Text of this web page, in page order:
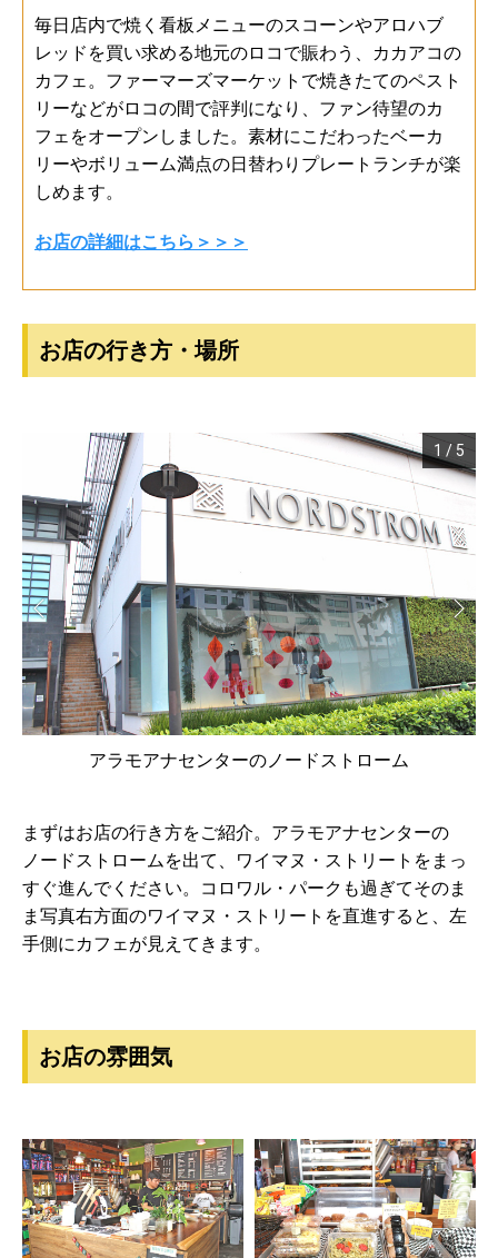
毎日店内で焼く看板メニューのスコーンやアロハブ
レッドを買い求める地元のロコで賑わう、カカアコの
カフェ。ファーマーズマーケットで焼きたてのペスト
リーなどがロコの間で評判になり、ファン待望のカ
フェをオープンしました。素材にこだわったベーカ
リーやボリューム満点の日替わりプレートランチが楽
しめます。
お店の詳細はこちら＞＞＞
お店の行き方・場所
アラモアナセンターのノードストローム
1 /5
まずはお店の行き方をご紹介。アラモアナセンターの
ノードストロームを出て、ワイマヌ・ストリートをまっ
すぐ進んでください。コロワル・パークも過ぎてそのま
ま写真右方面のワイマヌ・ストリートを直進すると、左
手側にカフェが見えてきます。
お店の雰囲気